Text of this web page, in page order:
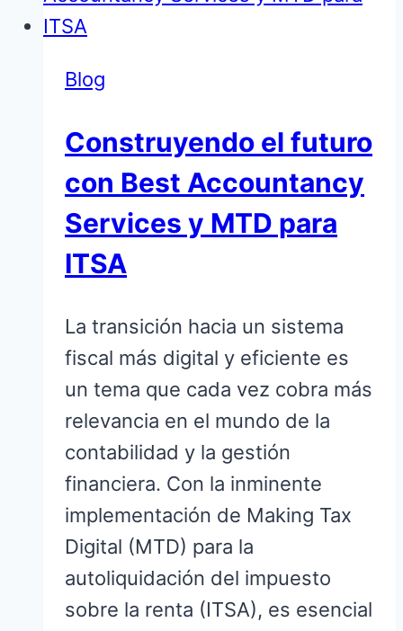
en
Singapur
Blog
Construyendo el futuro
con Best Accountancy
Services y MTD para
ITSA
La transición hacia un sistema
fiscal más digital y eficiente es
un tema que cada vez cobra más
relevancia en el mundo de la
contabilidad y la gestión
financiera. Con la inminente
implementación de Making Tax
Digital (MTD) para la
autoliquidación del impuesto
sobre la renta (ITSA), es esencial